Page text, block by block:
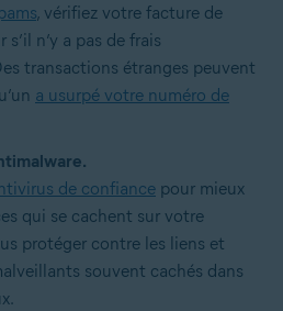
, vérifiez votre facture de
n’y a pas de frais
transactions étranges peuvent
a usurpé votre numéro de
de confiance pour mieux
qui se cachent sur votre
protéger contre les liens et
souvent cachés dans